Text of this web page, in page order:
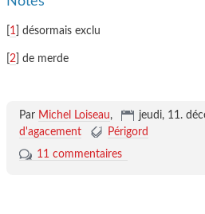
1 ] désormais exclu
2 ] de merde
Par Michel Loiseau, jeudi, 11.
d'agacement
Périgord
11 commentaires